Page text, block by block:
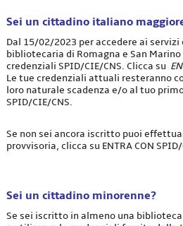
Sei un cittadino italiano
Dal 15/02/2023 per accedere ai
bibliotecaria di Romagna e San
credenziali SPID/CIE/CNS. Clicca su
Le tue credenziali attuali resteranno
loro naturale scadenza e/o al tuo
SPID/CIE/CNS.
Se non sei ancora iscritto puoi
provvisoria, clicca su ENTRA CON
Sei un cittadino minorenne?
Se sei iscritto in almeno una